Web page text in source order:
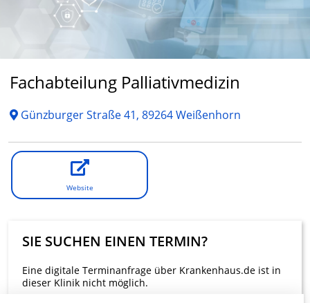
Finden
Fachabteilung Palliativmedizin
Günzburger Straße 41, 89264 Weißenhorn
Website
SIE SUCHEN EINEN TERMIN?
Eine digitale Terminanfrage über Krankenhaus.de ist in
dieser Klinik nicht möglich.